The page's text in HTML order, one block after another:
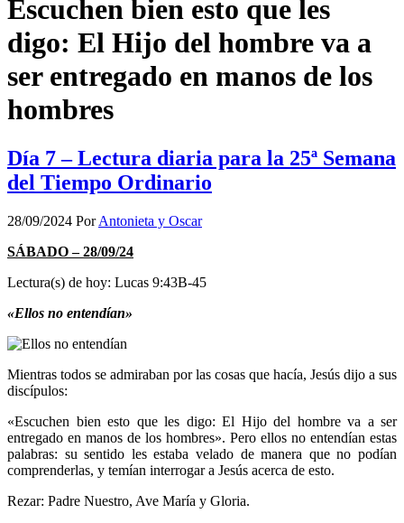
Escuchen bien esto que les
digo: El Hijo del hombre va a
ser entregado en manos de los
hombres
Día 7 – Lectura diaria para la 25ª Semana
del Tiempo Ordinario
28/09/2024 PorAntonieta y Oscar
SÁBADO – 28/09/24
Lectura(s) de hoy: Lucas 9:43B-45
«Ellos no entendían»
Mientras todos se admiraban por las cosas que hacía, Jesús dijo a sus
discípulos:
«Escuchen bien esto que les digo: El Hijo del hombre va a ser
entregado en manos de los hombres». Pero ellos no entendían estas
palabras: su sentido les estaba velado de manera que no podían
comprenderlas, y temían interrogar a Jesús acerca de esto.
Rezar: Padre Nuestro, Ave María y Gloria.